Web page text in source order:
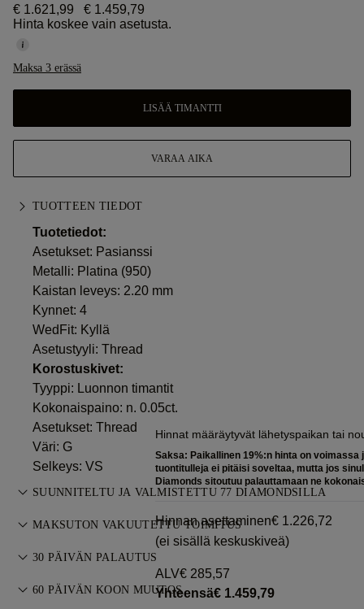
€ 1.621,99
€ 1.459,79
Hinta koskee vain asetusta.
Hinnat määräytyvät lähetyspaikan tai
Saksa: Paikallinen 19%:n hinta on voimassa
tuontitulleja ei pitäisi soveltaa, mutta jos
Diamonds sitoutuu palauttamaan ne
Hinnan asettaminen€ 1.226,72
(ei sisällä keskuskiveä)
ALV€ 285,57
Yhteensä€ 1.459,79
Maksa 3 erässä
LISÄÄ TIMANTTI
VARAA AIKA
TUOTTEEN TIEDOT
Tuotetiedot:
Asetukset: Pasianssi
Metalli: Platina (950)
Kaistan leveys: 2.20 mm
Kynnet: 4
WedFit: Kyllä
Asetustyyli: Thread
Korostuskivet:
Tyyppi: Luonnon timantit
Kokonaispaino: n. 0.05ct.
Asetukset: Thread
Väri: G
Selkeys: VS
SUUNNITELTU JA VALMISTETTU 77 DIAMONDSILLA
Korutaiteen mestaruutta, yksi koru kerrallaan, 77 Diamondsin
MAKSUTON VAKUUTETTU TOIMITUS
Kaikki postikulut ovat maksuttomia, riippumatta siitä, missä
asut. Lähetämme kohteen riskittömästi ja täysin vakuutettuna
FedExin tai DHL-erikoiskuljetuspalvelun kautta suoraan
30 PÄIVÄN PALAUTUS
Jos et ole täysin tyytyväinen, voit palauttaa tai vaihtaa
60 PÄIVÄN KOON MUUTOS